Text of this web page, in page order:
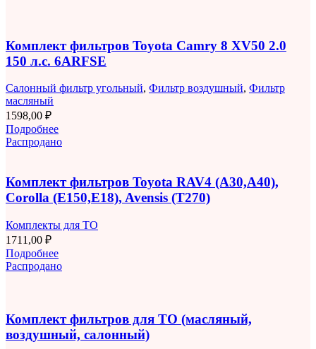
Комплект фильтров Toyota Camry 8 XV50 2.0
150 л.с. 6ARFSE
Салонный фильтр угольный, Фильтр воздушный, Фильтр
масляный
1598,00 ₽
Подробнее
Распродано
Комплект фильтров Toyota RAV4 (A30,A40),
Corolla (E150,E18), Avensis (T270)
Комплекты для ТО
1711,00 ₽
Подробнее
Распродано
Комплект фильтров для ТО (масляный,
воздушный, салонный)